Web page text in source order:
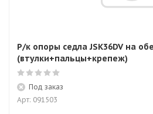
Р/к опоры седла JSK36DV на
(втулки+пальцы+крепеж)
Под заказ
Арт: 091503